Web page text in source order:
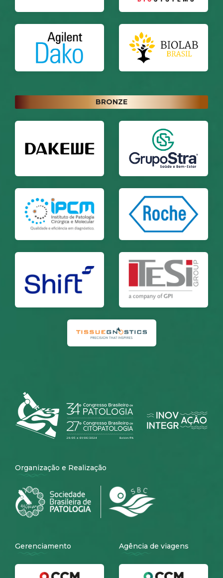
BRONZE
Organização e Realização
Gerenciamento Agência de viagens